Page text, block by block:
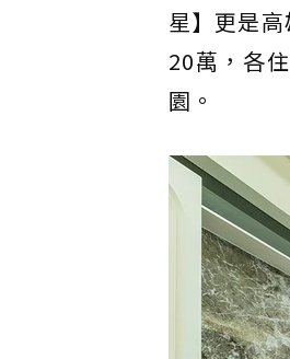
星】更是
20萬，各
園。